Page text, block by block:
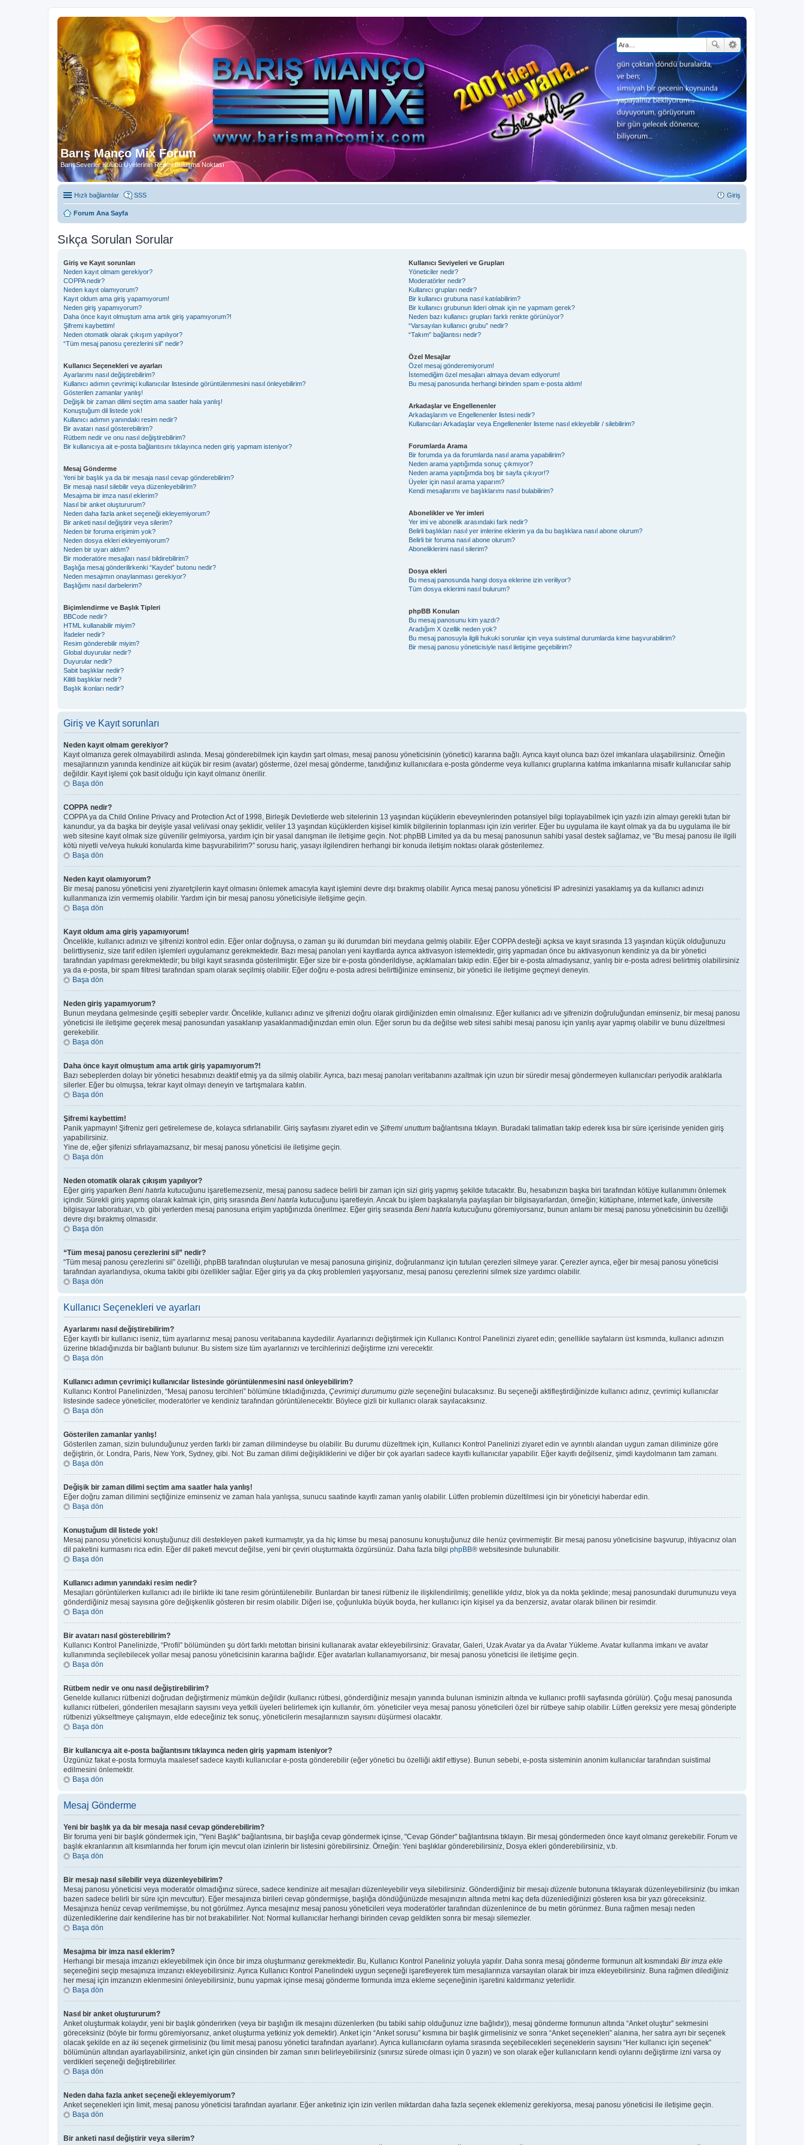
Barış Manço Mix Forum
BarışSeverler Kulübü Üyelerinin Resmi Buluşma Noktası
Hızlı bağlantılar SSS Giriş
Forum Ana Sayfa
Sıkça Sorulan Sorular
Giriş ve Kayıt sorunları
Neden kayıt olmam gerekiyor?
COPPA nedir?
Neden kayıt olamıyorum?
Kayıt oldum ama giriş yapamıyorum!
Neden giriş yapamıyorum?
Daha önce kayıt olmuştum ama artık giriş yapamıyorum?!
Şifremi kaybettim!
Neden otomatik olarak çıkışım yapılıyor?
“Tüm mesaj panosu çerezlerini sil” nedir?
Kullanıcı Seçenekleri ve ayarları
Ayarlarımı nasıl değiştirebilirim?
Kullanıcı adımın çevrimiçi kullanıcılar listesinde görüntülenmesini nasıl önleyebilirim?
Gösterilen zamanlar yanlış!
Değişik bir zaman dilimi seçtim ama saatler hala yanlış!
Konuştuğum dil listede yok!
Kullanıcı adımın yanındaki resim nedir?
Bir avatarı nasıl gösterebilirim?
Rütbem nedir ve onu nasıl değiştirebilirim?
Bir kullanıcıya ait e-posta bağlantısını tıklayınca neden giriş yapmam isteniyor?
Mesaj Gönderme
Yeni bir başlık ya da bir mesaja nasıl cevap gönderebilirim?
Bir mesajı nasıl silebilir veya düzenleyebilirim?
Mesajıma bir imza nasıl eklerim?
Nasıl bir anket oluştururum?
Neden daha fazla anket seçeneği ekleyemiyorum?
Bir anketi nasıl değiştirir veya silerim?
Neden bir foruma erişimim yok?
Neden dosya ekleri ekleyemiyorum?
Neden bir uyarı aldım?
Bir moderatöre mesajları nasıl bildirebilirim?
Başlığa mesaj gönderilirkenki “Kaydet” butonu nedir?
Neden mesajımın onaylanması gerekiyor?
Başlığımı nasıl darbelerim?
Biçimlendirme ve Başlık Tipleri
BBCode nedir?
HTML kullanabilir miyim?
İfadeler nedir?
Resim gönderebilir miyim?
Global duyurular nedir?
Duyurular nedir?
Sabit başlıklar nedir?
Kilitli başlıklar nedir?
Başlık ikonları nedir?
Kullanıcı Seviyeleri ve Grupları
Yöneticiler nedir?
Moderatörler nedir?
Kullanıcı grupları nedir?
Bir kullanıcı grubuna nasıl katılabilirim?
Bir kullanıcı grubunun lideri olmak için ne yapmam gerek?
Neden bazı kullanıcı grupları farklı renkte görünüyor?
“Varsayılan kullanıcı grubu” nedir?
“Takım” bağlantısı nedir?
Özel Mesajlar
Özel mesaj gönderemiyorum!
İstemediğim özel mesajları almaya devam ediyorum!
Bu mesaj panosunda herhangi birinden spam e-posta aldım!
Arkadaşlar ve Engellenenler
Arkadaşlarım ve Engellenenler listesi nedir?
Kullanıcıları Arkadaşlar veya Engellenenler listeme nasıl ekleyebilir / silebilirim?
Forumlarda Arama
Bir forumda ya da forumlarda nasıl arama yapabilirim?
Neden arama yaptığımda sonuç çıkmıyor?
Neden arama yaptığımda boş bir sayfa çıkıyor!?
Üyeler için nasıl arama yaparım?
Kendi mesajlarımı ve başlıklarımı nasıl bulabilirim?
Abonelikler ve Yer imleri
Yer imi ve abonelik arasındaki fark nedir?
Belirli başlıkları nasıl yer imlerine eklerim ya da bu başlıklara nasıl abone olurum?
Belirli bir foruma nasıl abone olurum?
Aboneliklerimi nasıl silerim?
Dosya ekleri
Bu mesaj panosunda hangi dosya eklerine izin veriliyor?
Tüm dosya eklerimi nasıl bulurum?
phpBB Konuları
Bu mesaj panosunu kim yazdı?
Aradığım X özellik neden yok?
Bu mesaj panosuyla ilgili hukuki sorunlar için veya suistimal durumlarda kime başvurabilirim?
Bir mesaj panosu yöneticisiyle nasıl iletişime geçebilirim?
Giriş ve Kayıt sorunları
Neden kayıt olmam gerekiyor?
Kayıt olmanıza gerek olmayabilirdi aslında. Mesaj gönderebilmek için kaydın şart olması, mesaj panosu yöneticisinin (yönetici) kararına bağlı. Ayrıca kayıt olunca bazı özel imkanlara ulaşabilirsiniz. Örneğin
mesajlarınızın yanında kendinize ait küçük bir resim (avatar) gösterme, özel mesaj gönderme, tanıdığınız kullanıcılara e-posta gönderme veya kullanıcı gruplarına katılma imkanlarına misafir kullanıcılar sahip
değildir. Kayıt işlemi çok basit olduğu için kayıt olmanız önerilir.
Başa dön
COPPA nedir?
COPPA ya da Child Online Privacy and Protection Act of 1998, Birleşik Devletlerde web sitelerinin 13 yaşından küçüklerin ebeveynlerinden potansiyel bilgi toplayabilmek için yazılı izin almayı gerekli tutan bir
kanundur, ya da başka bir deyişle yasal veli/vasi onay şeklidir, veliler 13 yaşından küçüklerden kişisel kimlik bilgilerinin toplanması için izin verirler. Eğer bu uygulama ile kayıt olmak ya da bu uygulama ile bir
web sitesine kayıt olmak size güvenilir gelmiyorsa, yardım için bir yasal danışman ile iletişime geçin. Not: phpBB Limited ya da bu mesaj panosunun sahibi yasal destek sağlamaz, ve “Bu mesaj panosu ile ilgili
kötü niyetli ve/veya hukuki konularda kime başvurabilirim?” sorusu hariç, yasayı ilgilendiren herhangi bir konuda iletişim noktası olarak gösterilemez.
Başa dön
Neden kayıt olamıyorum?
Bir mesaj panosu yöneticisi yeni ziyaretçilerin kayıt olmasını önlemek amacıyla kayıt işlemini devre dışı bırakmış olabilir. Ayrıca mesaj panosu yöneticisi IP adresinizi yasaklamış ya da kullanıcı adınızı
kullanmanıza izin vermemiş olabilir. Yardım için bir mesaj panosu yöneticisiyle iletişime geçin.
Başa dön
Kayıt oldum ama giriş yapamıyorum!
Öncelikle, kullanıcı adınızı ve şifrenizi kontrol edin. Eğer onlar doğruysa, o zaman şu iki durumdan biri meydana gelmiş olabilir. Eğer COPPA desteği açıksa ve kayıt sırasında 13 yaşından küçük olduğunuzu
belirttiyseniz, size tarif edilen işlemleri uygulamanız gerekmektedir. Bazı mesaj panoları yeni kayıtlarda ayrıca aktivasyon istemektedir, giriş yapmadan önce bu aktivasyonun kendiniz ya da bir yönetici
tarafından yapılması gerekmektedir; bu bilgi kayıt sırasında gösterilmiştir. Eğer size bir e-posta gönderildiyse, açıklamaları takip edin. Eğer bir e-posta almadıysanız, yanlış bir e-posta adresi belirtmiş olabilirsiniz
ya da e-posta, bir spam filtresi tarafından spam olarak seçilmiş olabilir. Eğer doğru e-posta adresi belirttiğinize eminseniz, bir yönetici ile iletişime geçmeyi deneyin.
Başa dön
Neden giriş yapamıyorum?
Bunun meydana gelmesinde çeşitli sebepler vardır. Öncelikle, kullanıcı adınız ve şifrenizi doğru olarak girdiğinizden emin olmalısınız. Eğer kullanıcı adı ve şifrenizin doğruluğundan eminseniz, bir mesaj panosu
yöneticisi ile iletişime geçerek mesaj panosundan yasaklanıp yasaklanmadığınızdan emin olun. Eğer sorun bu da değilse web sitesi sahibi mesaj panosu için yanlış ayar yapmış olabilir ve bunu düzeltmesi
gerekebilir.
Başa dön
Daha önce kayıt olmuştum ama artık giriş yapamıyorum?!
Bazı sebeplerden dolayı bir yönetici hesabınızı deaktif etmiş ya da silmiş olabilir. Ayrıca, bazı mesaj panoları veritabanını azaltmak için uzun bir süredir mesaj göndermeyen kullanıcıları periyodik aralıklarla
silerler. Eğer bu olmuşsa, tekrar kayıt olmayı deneyin ve tartışmalara katılın.
Başa dön
Şifremi kaybettim!
Panik yapmayın! Şifreniz geri getirelemese de, kolayca sıfırlanabilir. Giriş sayfasını ziyaret edin ve Şifremi unuttum bağlantısına tıklayın. Buradaki talimatları takip ederek kısa bir süre içerisinde yeniden giriş
yapabilirsiniz.
Yine de, eğer şifenizi sıfırlayamazsanız, bir mesaj panosu yöneticisi ile iletişime geçin.
Başa dön
Neden otomatik olarak çıkışım yapılıyor?
Eğer giriş yaparken Beni hatırla kutucuğunu işaretlemezseniz, mesaj panosu sadece belirli bir zaman için sizi giriş yapmış şekilde tutacaktır. Bu, hesabınızın başka biri tarafından kötüye kullanımını önlemek
içindir. Sürekli giriş yapmış olarak kalmak için, giriş sırasında Beni hatırla kutucuğunu işaretleyin. Ancak bu işlem başkalarıyla paylaşılan bir bilgisayarlardan, örneğin; kütüphane, internet kafe, üniversite
bilgisayar laboratuarı, v.b. gibi yerlerden mesaj panosuna erişim yaptığınızda önerilmez. Eğer giriş sırasında Beni hatırla kutucuğunu göremiyorsanız, bunun anlamı bir mesaj panosu yöneticisinin bu özelliği
devre dışı bırakmış olmasıdır.
Başa dön
“Tüm mesaj panosu çerezlerini sil” nedir?
“Tüm mesaj panosu çerezlerini sil” özelliği, phpBB tarafından oluşturulan ve mesaj panosuna girişiniz, doğrulanmanız için tutulan çerezleri silmeye yarar. Çerezler ayrıca, eğer bir mesaj panosu yöneticisi
tarafından ayarlandıysa, okuma takibi gibi özellikler sağlar. Eğer giriş ya da çıkış problemleri yaşıyorsanız, mesaj panosu çerezlerini silmek size yardımcı olabilir.
Başa dön
Kullanıcı Seçenekleri ve ayarları
Ayarlarımı nasıl değiştirebilirim?
Eğer kayıtlı bir kullanıcı iseniz, tüm ayarlarınız mesaj panosu veritabanına kaydedilir. Ayarlarınızı değiştirmek için Kullanıcı Kontrol Panelinizi ziyaret edin; genellikle sayfaların üst kısmında, kullanıcı adınızın
üzerine tıkladığınızda bir bağlantı bulunur. Bu sistem size tüm ayarlarınızı ve tercihlerinizi değiştirme izni verecektir.
Başa dön
Kullanıcı adımın çevrimiçi kullanıcılar listesinde görüntülenmesini nasıl önleyebilirim?
Kullanıcı Kontrol Panelinizden, “Mesaj panosu tercihleri” bölümüne tıkladığınızda, Çevrimiçi durumumu gizle seçeneğini bulacaksınız. Bu seçeneği aktifleştirdiğinizde kullanıcı adınız, çevrimiçi kullanıcılar
listesinde sadece yöneticiler, moderatörler ve kendiniz tarafından görüntülenecektir. Böylece gizli bir kullanıcı olarak sayılacaksınız.
Başa dön
Gösterilen zamanlar yanlış!
Gösterilen zaman, sizin bulunduğunuz yerden farklı bir zaman dilimindeyse bu olabilir. Bu durumu düzeltmek için, Kullanıcı Kontrol Panelinizi ziyaret edin ve ayrıntılı alandan uygun zaman diliminize göre
değiştirin, ör. Londra, Paris, New York, Sydney, gibi. Not: Bu zaman dilimi değişikliklerini ve diğer bir çok ayarları sadece kayıtlı kullanıcılar yapabilir. Eğer kayıtlı değilseniz, şimdi kaydolmanın tam zamanı.
Başa dön
Değişik bir zaman dilimi seçtim ama saatler hala yanlış!
Eğer doğru zaman dilimini seçtiğinize eminseniz ve zaman hala yanlışsa, sunucu saatinde kayıtlı zaman yanlış olabilir. Lütfen problemin düzeltilmesi için bir yöneticiyi haberdar edin.
Başa dön
Konuştuğum dil listede yok!
Mesaj panosu yöneticisi konuştuğunuz dili destekleyen paketi kurmamıştır, ya da hiç kimse bu mesaj panosunu konuştuğunuz dile henüz çevirmemiştir. Bir mesaj panosu yöneticisine başvurup, ihtiyacınız olan
dil paketini kurmasını rica edin. Eğer dil paketi mevcut değilse, yeni bir çeviri oluşturmakta özgürsünüz. Daha fazla bilgi phpBB® websitesinde bulunabilir.
Başa dön
Kullanıcı adımın yanındaki resim nedir?
Mesajları görüntülerken kullanıcı adı ile birlikte iki tane resim görüntülenebilir. Bunlardan bir tanesi rütbeniz ile ilişkilendirilmiş; genellikle yıldız, blok ya da nokta şeklinde; mesaj panosundaki durumunuzu veya
gönderdiğiniz mesaj sayısına göre değişkenlik gösteren bir resim olabilir. Diğeri ise, çoğunlukla büyük boyda, her kullanıcı için kişisel ya da benzersiz, avatar olarak bilinen bir resimdir.
Başa dön
Bir avatarı nasıl gösterebilirim?
Kullanıcı Kontrol Panelinizde, “Profil” bölümünden şu dört farklı metottan birisini kullanarak avatar ekleyebilirsiniz: Gravatar, Galeri, Uzak Avatar ya da Avatar Yükleme. Avatar kullanma imkanı ve avatar
kullanımında seçilebilecek yollar mesaj panosu yöneticisinin kararına bağlıdır. Eğer avatarları kullanamıyorsanız, bir mesaj panosu yöneticisi ile iletişime geçin.
Başa dön
Rütbem nedir ve onu nasıl değiştirebilirim?
Genelde kullanıcı rütbenizi doğrudan değiştirmeniz mümkün değildir (kullanıcı rütbesi, gönderdiğiniz mesajın yanında bulunan isminizin altında ve kullanıcı profili sayfasında görülür). Çoğu mesaj panosunda
kullanıcı rütbeleri, gönderilen mesajların sayısını veya yetkili üyeleri belirlemek için kullanılır, örn. yöneticiler veya mesaj panosu yöneticileri özel bir rütbeye sahip olabilir. Lütfen gereksiz yere mesaj gönderipte
rütbenizi yükseltmeye çalışmayın, elde edeceğiniz tek sonuç, yöneticilerin mesajlarınızın sayısını düşürmesi olacaktır.
Başa dön
Bir kullanıcıya ait e-posta bağlantısını tıklayınca neden giriş yapmam isteniyor?
Üzgünüz fakat e-posta formuyla maalesef sadece kayıtlı kullanıcılar e-posta gönderebilir (eğer yönetici bu özelliği aktif ettiyse). Bunun sebebi, e-posta sisteminin anonim kullanıcılar tarafından suistimal
edilmesini önlemektir.
Başa dön
Mesaj Gönderme
Yeni bir başlık ya da bir mesaja nasıl cevap gönderebilirim?
Bir foruma yeni bir başlık göndermek için, "Yeni Başlık" bağlantısına, bir başlığa cevap göndermek içinse, "Cevap Gönder" bağlantısına tıklayın. Bir mesaj göndermeden önce kayıt olmanız gerekebilir. Forum ve
başlık ekranlarının alt kısımlarında her forum için mevcut olan izinlerin bir listesini görebilirsiniz. Örneğin: Yeni başlıklar gönderebilirsiniz, Dosya ekleri gönderebilirsiniz, v.b.
Başa dön
Bir mesajı nasıl silebilir veya düzenleyebilirim?
Mesaj panosu yöneticisi veya moderatör olmadığınız sürece, sadece kendinize ait mesajları düzenleyebilir veya silebilirsiniz. Gönderdiğiniz bir mesajı düzenle butonuna tıklayarak düzenleyebilirsiniz (bu imkan
bazen sadece belirli bir süre için mevcuttur). Eğer mesajınıza birileri cevap göndermişse, başlığa döndüğünüzde mesajınızın altında metni kaç defa düzenlediğinizi gösteren kısa bir yazı göreceksiniz.
Mesajınıza henüz cevap verilmemişse, bu not görülmez. Ayrıca mesajınız mesaj panosu yöneticileri veya moderatörler tarafından düzenlenince de bu metin görünmez. Buna rağmen mesajı neden
düzenlediklerine dair kendilerine has bir not bırakabilirler. Not: Normal kullanıcılar herhangi birinden cevap geldikten sonra bir mesajı silemezler.
Başa dön
Mesajıma bir imza nasıl eklerim?
Herhangi bir mesaja imzanızı ekleyebilmek için önce bir imza oluşturmanız gerekmektedir. Bu, Kullanıcı Kontrol Paneliniz yoluyla yapılır. Daha sonra mesaj gönderme formunun alt kısmındaki Bir imza ekle
seçeneğini seçip mesajınıza imzanızı ekleyebilirsiniz. Ayrıca Kullanıcı Kontrol Panelindeki uygun seçeneği işaretleyerek tüm mesajlarınıza varsayılan olarak bir imza ekleyebilirsiniz. Buna rağmen dilediğiniz
her mesaj için imzanızın eklenmesini önleyebilirsiniz, bunu yapmak içinse mesaj gönderme formunda imza ekleme seçeneğinin işaretini kaldırmanız yeterlidir.
Başa dön
Nasıl bir anket oluştururum?
Anket oluşturmak kolaydır, yeni bir başlık gönderirken (veya bir başlığın ilk mesajını düzenlerken (bu tabiki sahip olduğunuz izne bağlıdır)), mesaj gönderme formunun altında “Anket oluştur” sekmesini
göreceksiniz (böyle bir formu göremiyorsanız, anket oluşturma yetkiniz yok demektir). Anket için “Anket sorusu” kısmına bir başlık girmelisiniz ve sonra “Anket seçenekleri” alanına, her satıra ayrı bir seçenek
olacak şekilde en az iki seçenek girmelisiniz (bu limit mesaj panosu yönetici tarafından ayarlanır). Ayrıca kullanıcıların oylama sırasında seçebilecekleri seçeneklerin sayısını “Her kullanıcı için seçenek”
bölümünün altından ayarlayabilirsiniz, anket için gün cinsinden bir zaman sınırı belirleyebilirsiniz (sınırsız sürede olması için 0 yazın) ve son olarak eğer kullanıcıların kendi oylarını değiştirme izni varsa oy
verdikleri seçeneği değiştirebilirler.
Başa dön
Neden daha fazla anket seçeneği ekleyemiyorum?
Anket seçenekleri için limit, mesaj panosu yöneticisi tarafından ayarlanır. Eğer anketiniz için izin verilen miktardan daha fazla seçenek eklemeniz gerekiyorsa, mesaj panosu yöneticisi ile iletişime geçin.
Başa dön
Bir anketi nasıl değiştirir veya silerim?